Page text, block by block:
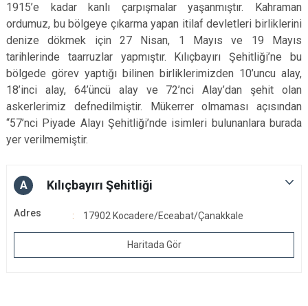
1915’e kadar kanlı çarpışmalar yaşanmıştır. Kahraman
ordumuz, bu bölgeye çıkarma yapan itilaf devletleri birliklerini
denize dökmek için 27 Nisan, 1 Mayıs ve 19 Mayıs
tarihlerinde taarruzlar yapmıştır. Kılıçbayırı Şehitliği’ne bu
bölgede görev yaptığı bilinen birliklerimizden 10’uncu alay,
18’inci alay, 64’üncü alay ve 72’nci Alay’dan şehit olan
askerlerimiz defnedilmiştir. Mükerrer olmaması açısından
“57’nci Piyade Alayı Şehitliği’nde isimleri bulunanlara burada
yer verilmemiştir.
A Kılıçbayırı Şehitliği
Adres 17902 Kocadere/Eceabat/Çanakkale
Haritada Gör